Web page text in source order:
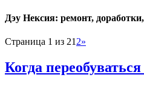
Дэу Нексия: ремонт,
Страница 1 из 21 2»
Когда